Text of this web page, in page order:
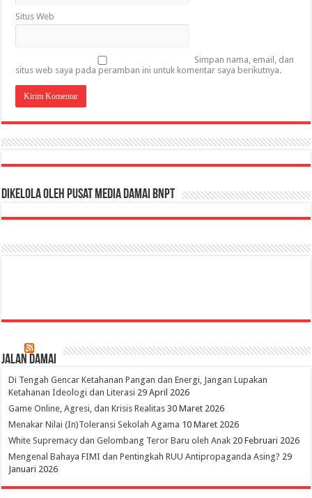
Situs Web
Simpan nama, email, dan
situs web saya pada peramban ini untuk komentar saya berikutnya.
Dikelola oleh Pusat Media Damai BNPT
Jalan Damai
Di Tengah Gencar Ketahanan Pangan dan Energi, Jangan Lupakan
Ketahanan Ideologi dan Literasi 29 April 2026
Game Online, Agresi, dan Krisis Realitas 30 Maret 2026
Menakar Nilai (In)Toleransi Sekolah Agama 10 Maret 2026
White Supremacy dan Gelombang Teror Baru oleh Anak 20 Februari 2026
Mengenal Bahaya FIMI dan Pentingkah RUU Antipropaganda Asing? 29
Januari 2026